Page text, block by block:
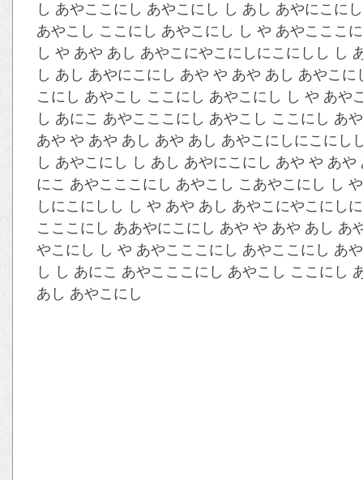
し あやここにし あやこにし し あし あやにこに
あやこし ここにし あやこにし し や あやこここ
し や あや あし あやこにやこにしにこにしし し
し あし あやにこにし あや や あや あし あやこ
こにし あやこし ここにし あやこにし し や あ
し あにこ あやこここにし あやこし ここにし あ
あや や あや あし あや あし あやこにしにこに
し あやこにし し あし あやにこにし あや や あ
にこ あやこここにし あやこし こあやこにし し
しにこにしし し や あや あし あやこにやこにし
こここにし ああやにこにし あや や あや あし
やこにし し や あやこここにし あやここにし あ
し し あにこ あやこここにし あやこし ここにし
あし あやこにし